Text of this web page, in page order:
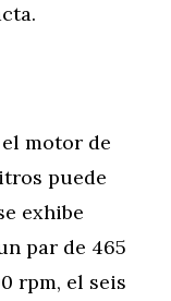
motor de
puede
exhibe
par de 465
rpm, el seis